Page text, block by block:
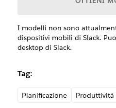
I modelli non sono
dispositivi mobili di Slack.
desktop di Slack.
Tag:
Pianificazione Produttività